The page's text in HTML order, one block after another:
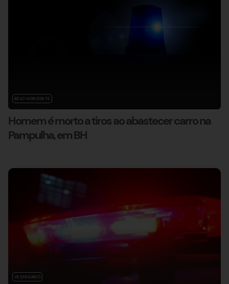
BELO HORIZONTE
Homem é morto a tiros ao abastecer carro na
Pampulha, em BH
VESPASIANO